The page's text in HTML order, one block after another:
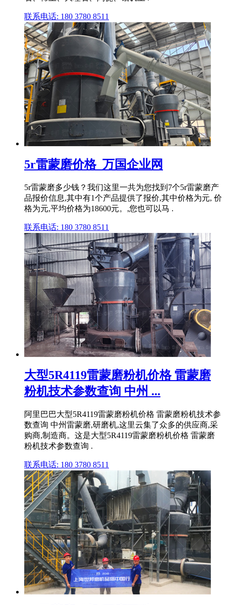
联系电话: 180 3780 8511
5r雷蒙磨价格_万国企业网
5r雷蒙磨多少钱？我们这里一共为您找到7个5r雷蒙磨产
品报价信息,其中有1个产品提供了报价,其中价格为元, 价
格为元,平均价格为18600元。,您也可以马 .
联系电话: 180 3780 8511
大型5R4119雷蒙磨粉机价格 雷蒙磨
粉机技术参数查询 中州 ...
阿里巴巴大型5R4119雷蒙磨粉机价格 雷蒙磨粉机技术参
数查询 中州雷蒙磨,研磨机,这里云集了众多的供应商,采
购商,制造商。这是大型5R4119雷蒙磨粉机价格 雷蒙磨
粉机技术参数查询 .
联系电话: 180 3780 8511